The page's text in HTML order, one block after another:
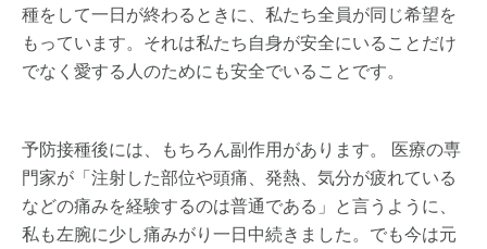
種をして一日が終わるときに、私たち全員が同じ希望を
もっています。それは私たち自身が安全にいることだけ
でなく愛する人のためにも安全でいることです。
予防接種後には、もちろん副作用があります。 医療の専
門家が「注射した部位や頭痛、発熱、気分が疲れている
などの痛みを経験するのは普通である」と言うように、
私も左腕に少し痛みがり一日中続きました。でも今は元